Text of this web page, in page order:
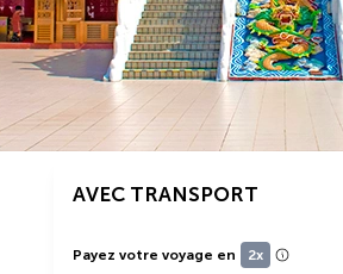
AVEC TRANSPORT
Payez votre voyage en 2x